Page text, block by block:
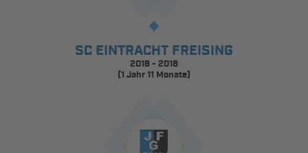
SC EINTRACHT FREISING
2016 - 2018
(1 Jahr 11 Monate)